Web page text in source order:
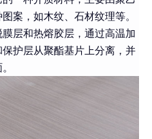
案，如木纹、石材纹理等。
层和热熔胶层，通过高温加
护层从聚酯基片上分离，并